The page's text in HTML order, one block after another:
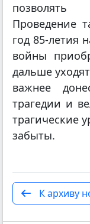
Проведение
год 85-летия
войны
дальше
важнее
трагедии и
трагические
забыты.
К архиву